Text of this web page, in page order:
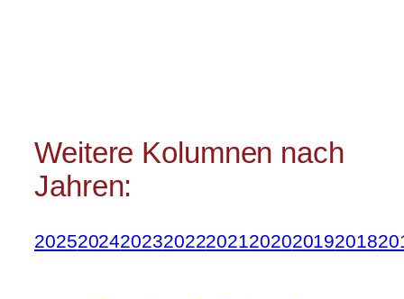
Weitere Kolumnen nach
Jahren:
20252024202320222021202020192018